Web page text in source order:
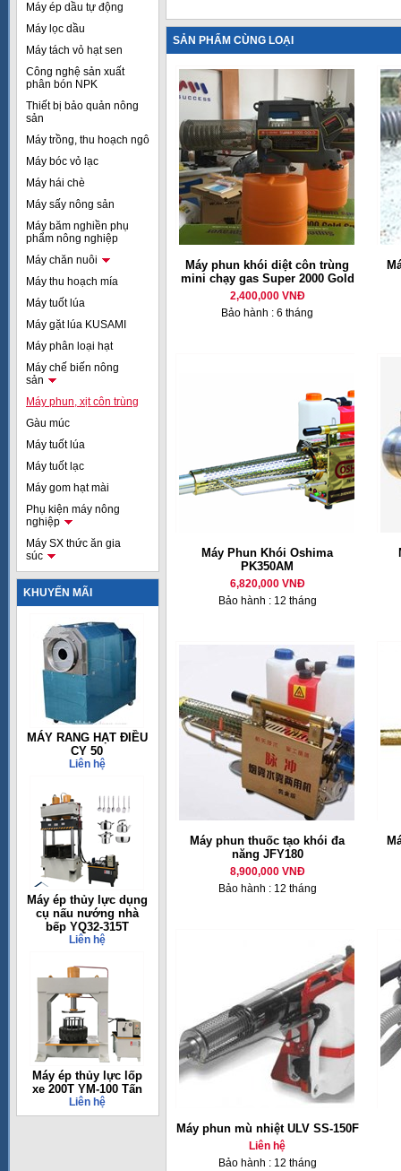
Máy ép dầu tự động
Máy lọc dầu
Máy tách vỏ hạt sen
Công nghệ sản xuất
phân bón NPK
Thiết bị bảo quản nông
sản
Máy trồng, thu hoạch ngô
Máy bóc vỏ lạc
Máy hái chè
Máy sấy nông sản
Máy băm nghiền phụ
phẩm nông nghiệp
Máy chăn nuôi
Máy thu hoạch mía
Máy tuốt lúa
Máy gặt lúa KUSAMI
Máy phân loại hạt
Máy chế biến nông
sản
Máy phun, xịt côn trùng
Gàu múc
Máy tuốt lúa
Máy tuốt lạc
Máy gom hạt mài
Phụ kiện máy nông
nghiệp
Máy SX thức ăn gia
súc
KHUYẾN MÃI
MÁY RANG HẠT ĐIỀU
CY 50
Liên hệ
Máy ép thủy lực dụng
cụ nấu nướng nhà
bếp YQ32-315T
Liên hệ
Máy ép thủy lực lốp
xe 200T YM-100 Tấn
Liên hệ
SẢN PHẨM CÙNG LOẠI
Máy phun khói diệt côn trùng
mini chạy gas Super 2000 Gold
2,400,000 VNĐ
Bảo hành : 6 tháng
Máy Phun Khói Oshima
PK350AM
6,820,000 VNĐ
Bảo hành : 12 tháng
Máy phun thuốc tạo khói đa
năng JFY180
8,900,000 VNĐ
Bảo hành : 12 tháng
Máy phun mù nhiệt ULV SS-150F
Liên hệ
Bảo hành : 12 tháng